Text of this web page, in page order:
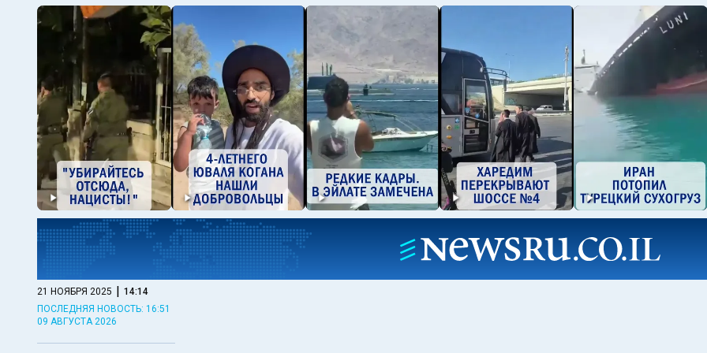
21 НОЯБРЯ 2025 | 14:14
ПОСЛЕДНЯЯ НОВОСТЬ: 16:51
09 АВГУСТА 2026